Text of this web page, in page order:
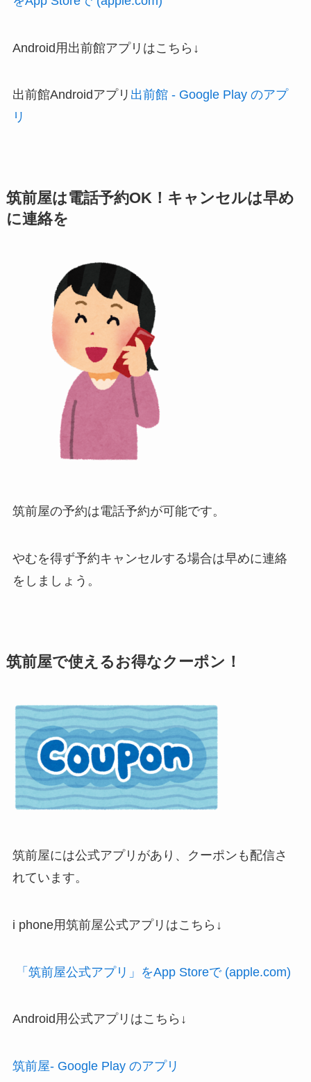
Android用出前館アプリはこちら↓
出前館Androidアプリ 出前館 - Google Play のアプ
リ
筑前屋は電話予約OK！キャンセルは早め
に連絡を
筑前屋の予約は電話予約が可能です。
やむを得ず予約キャンセルする場合は早めに連絡
をしましょう。
筑前屋で使えるお得なクーポン！
筑前屋には公式アプリがあり、クーポンも配信さ
れています。
i phone用筑前屋公式アプリはこちら↓
「筑前屋公式アプリ」をApp Storeで (apple.com)
Android用公式アプリはこちら↓
筑前屋- Google Play のアプリ